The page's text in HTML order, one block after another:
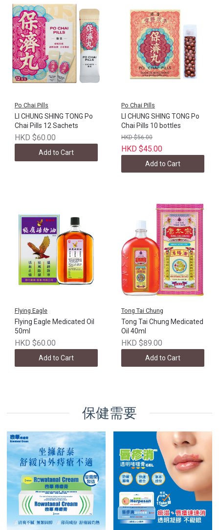
Po Chai Pills
LI CHUNG SHING TONG Po
Chai Pills 12 Sachets
HKD $60.00
Add to Cart
Po Chai Pills
LI CHUNG SHING TONG Po
Chai Pills 10 bottles
HKD $56.00
HKD $45.00
Add to Cart
Flying Eagle
Flying Eagle Medicated Oil
50ml
HKD $60.00
Add to Cart
Tong Tai Chung
Tong Tai Chung Medicated
Oil 40ml
HKD $89.00
Add to Cart
保健需要